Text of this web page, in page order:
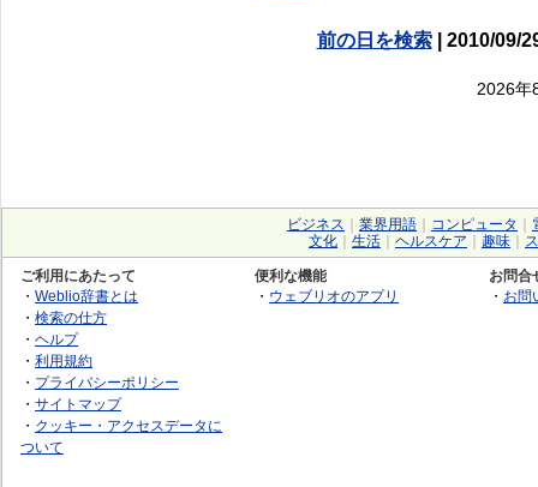
前の日を検索| 2010/09/
2026年
ビジネス 業界用語 コンピュータ
文化
生活 ヘルスケア 趣味
ご利用にあたって
・ Weblio辞書とは
・ 検索の仕方
・ ヘルプ
・ 利用規約
・ プライバシーポリシー
・ サイトマップ
・ クッキー・アクセスデータに
ついて
便利な機能
・ ウェブリオのアプリ
お問合
・ お問